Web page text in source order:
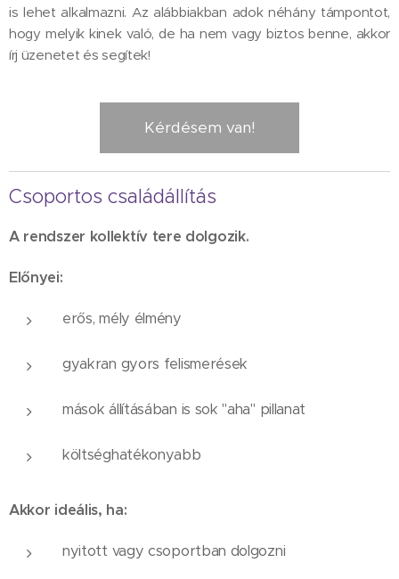
is lehet alkalmazni. Az alábbiakban adok néhány támpontot,
hogy melyik kinek való, de ha nem vagy biztos benne, akkor
írj üzenetet és segítek!
Kérdésem van!
Csoportos családállítás
A rendszer kollektív tere dolgozik.
Előnyei:
erős, mély élmény
gyakran gyors felismerések
mások állításában is sok "aha" pillanat
költséghatékonyabb
Akkor ideális, ha:
nyitott vagy csoportban dolgozni